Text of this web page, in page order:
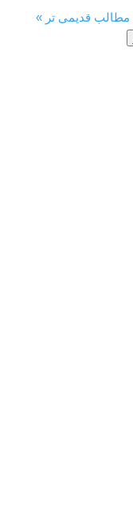
مطالب قدیمی تر »